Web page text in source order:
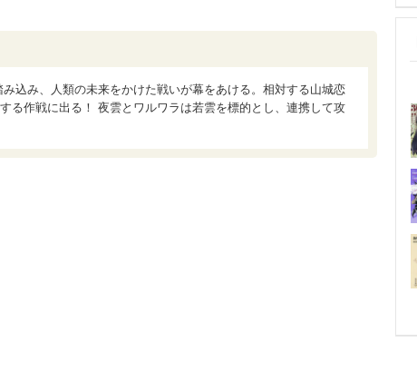
込み、人類の未来をかけた戦いが幕をあける。相対する山城恋
る作戦に出る！ 夜雲とワルワラは若雲を標的とし、連携して攻